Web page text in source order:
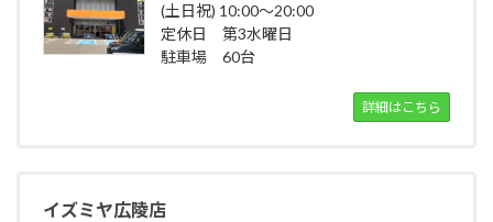
(土日祝) 10:00～20:00
定休日 第3水曜日
駐車場 60台
詳細はこちら
イズミヤ広陵店